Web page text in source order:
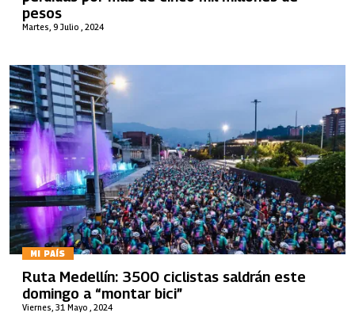
Martes, 9 Julio , 2024
pesos
MI PAÍS
Viernes, 31 Mayo , 2024
Ruta Medellín: 3500 ciclistas saldrán este
domingo a “montar bici”